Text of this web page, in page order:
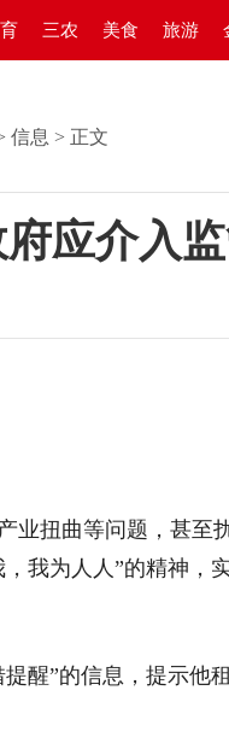
三农 美食 旅游
信息 > 正文
应介入
扭曲等问题，甚至
我为人人”的精神，
醒”的信息，提示他